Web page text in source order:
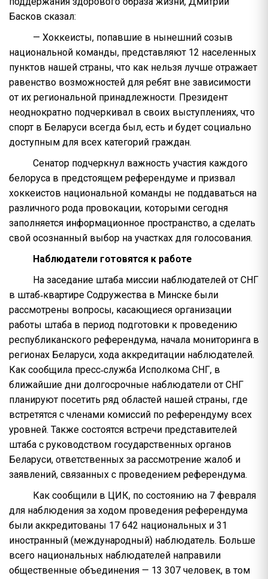
Басков сказал:
— Хоккеисты, попавшие в нынешний созыв
национальной команды, представляют 12 населенных
пунктов нашей страны, что как нельзя лучше отражает
равенство возможностей для ребят вне зависимости
от их региональной принадлежности. Президент
неоднократно подчеркивал в своих выступлениях, что
спорт в Беларуси всегда был, есть и будет социально
доступным для всех категорий граждан.
Сенатор подчеркнул важность участия каждого
белоруса в предстоящем референдуме и призвал
хоккеистов национальной команды не поддаваться на
различного рода провокации, которыми сегодня
заполняется информационное пространство, а сделать
свой осознанный выбор на участках для голосования.
Наблюдатели готовятся к работе
На заседание штаба миссии наблюдателей от СНГ
в штаб‑квартире Содружества в Минске были
рассмотрены вопросы, касающиеся организации
работы штаба в период подготовки к проведению
республиканского референдума, начала мониторинга в
регионах Беларуси, хода аккредитации наблюдателей.
Как сообщила пресс‑служба Исполкома СНГ, в
ближайшие дни долгосрочные наблюдатели от СНГ
планируют посетить ряд областей нашей страны, где
встретятся с членами комиссий по референдуму всех
уровней. Также состоятся встречи представителей
штаба с руководством государственных органов
Беларуси, ответственных за рассмотрение жалоб и
заявлений, связанных с проведением референдума.
Как сообщили в ЦИК, по состоянию на 7 февраля
для наблюдения за ходом проведения референдума
были аккредитованы 17 642 национальных и 31
иностранный (международный) наблюдатель. Больше
всего национальных наблюдателей направили
общественные объединения — 13 307 человек, в том